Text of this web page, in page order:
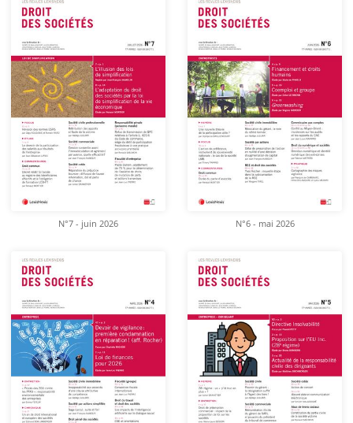
N°7 - juin 2026 N°6 - mai 2026